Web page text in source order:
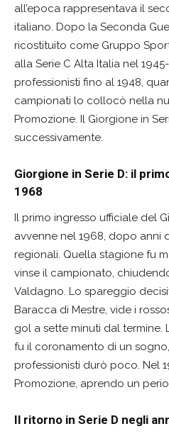
all’epoca rappresentava il
italiano. Dopo la Seconda
ricostituito come Gruppo
alla Serie C Alta Italia nel
professionisti fino al 1948,
campionati lo collocò nella
Promozione. Il Giorgione in
successivamente.
Giorgione in Serie D: il
1968
Il primo ingresso ufficiale del
avvenne nel 1968, dopo anni
regionali. Quella stagione fu
vinse il campionato,
Valdagno. Lo spareggio
Baracca di Mestre, vide i
gol a sette minuti dal termine.
fu il coronamento di un
professionisti durò poco. Nel
Promozione, aprendo un
Il ritorno in Serie D negli